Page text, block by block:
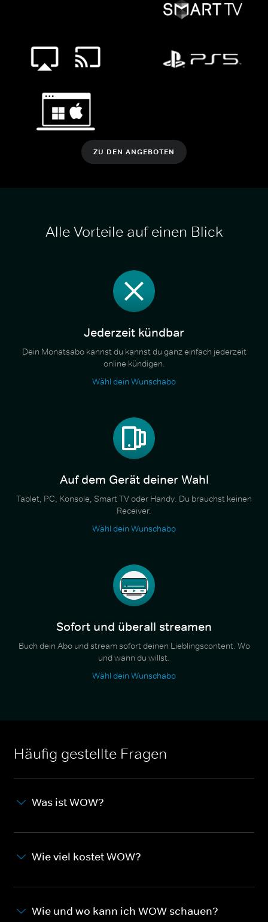
ZU DEN ANGEBOTEN
Alle Vorteile auf einen Blick
Jederzeit kündbar
Dein Monatsabo kannst du kannst du ganz einfach jederzeit
online kündigen.
Wähl dein Wunschabo
Auf dem Gerät deiner Wahl
Tablet, PC, Konsole, Smart TV oder Handy. Du brauchst keinen
Receiver.
Wähl dein Wunschabo
Sofort und überall streamen
Buch dein Abo und stream sofort deinen Lieblingscontent. Wo
und wann du willst.
Wähl dein Wunschabo
Häufig gestellte Fragen
Was ist WOW?
Wie viel kostet WOW?
Wie und wo kann ich WOW schauen?